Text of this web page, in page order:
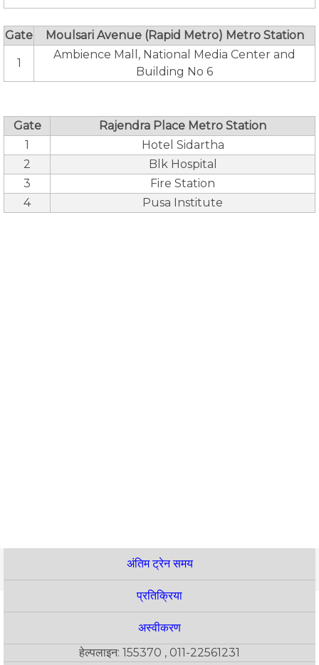
Gate Moulsari Avenue (Rapid Metro) Metro Station
1
Ambience Mall, National Media Center and
Building No 6
Gate
Rajendra Place Metro Station
1
Hotel Sidartha
2
Blk Hospital
3
Fire Station
4
Pusa Institute
अंतिम ट्रेन समय
प्रतिक्रिया
अस्वीकरण
हेल्पलाइन: 155370 , 011-22561231